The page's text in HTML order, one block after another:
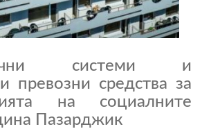
системи и
превозни средства за
на социалните
Пазарджик